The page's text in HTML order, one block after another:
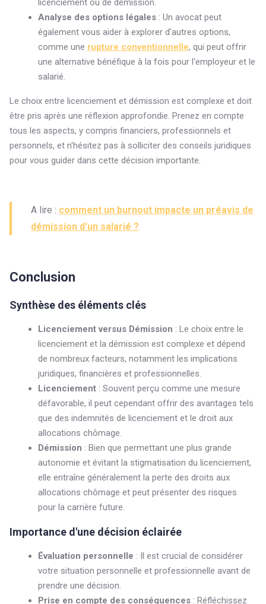
licenciement ou de démission.
Analyse des options légales : Un avocat peut
également vous aider à explorer d'autres options,
comme une rupture conventionnelle, qui peut offrir
une alternative bénéfique à la fois pour l'employeur et le
salarié.
Le choix entre licenciement et démission est complexe et doit
être pris après une réflexion approfondie. Prenez en compte
tous les aspects, y compris financiers, professionnels et
personnels, et n'hésitez pas à solliciter des conseils juridiques
pour vous guider dans cette décision importante.
A lire : comment un burnout impacte un préavis de
démission d'un salarié ?
Conclusion
Synthèse des éléments clés
Licenciement versus Démission : Le choix entre le
licenciement et la démission est complexe et dépend
de nombreux facteurs, notamment les implications
juridiques, financières et professionnelles.
Licenciement : Souvent perçu comme une mesure
défavorable, il peut cependant offrir des avantages tels
que des indemnités de licenciement et le droit aux
allocations chômage.
Démission : Bien que permettant une plus grande
autonomie et évitant la stigmatisation du licenciement,
elle entraîne généralement la perte des droits aux
allocations chômage et peut présenter des risques
pour la carrière future.
Importance d'une décision éclairée
Évaluation personnelle : Il est crucial de considérer
votre situation personnelle et professionnelle avant de
prendre une décision.
Prise en compte des conséquences : Réfléchissez